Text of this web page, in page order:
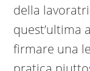
della
quest’ultima
firmare una